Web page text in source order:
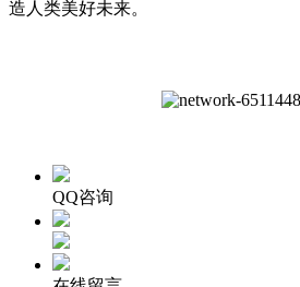
造人类美好未来。
QQ咨询